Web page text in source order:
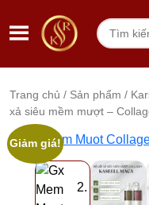
Tìm
Trang chủ / Sản phẩm /
xả siêu mềm mượt –
Tổng quan sản
Thư viện ảnh
Giảm giá!